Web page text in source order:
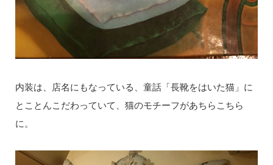
内装は、店名にもなっている、童話「長靴をはいた猫」に
とことんこだわっていて、猫のモチーフがあちらこちら
に。